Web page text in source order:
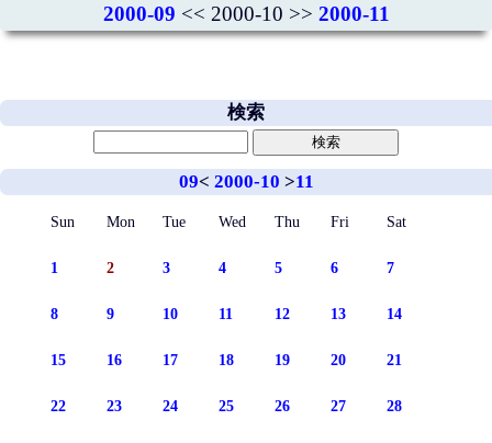
2000-09 << 2000-10 >> 2000-11
検索
09< 2000-10 >11
Sun Mon Tue Wed Thu Fri Sat
1 2 3 4 5 6 7
8 9 10 11 12 13 14
15 16 17 18 19 20 21
22 23 24 25 26 27 28